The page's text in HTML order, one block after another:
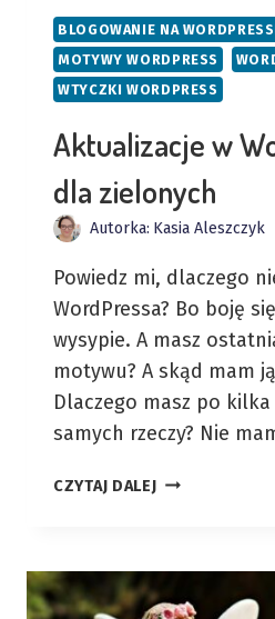
BLOGOWANIE NA
MOTYWY WORDPRESS
WTYCZKI WORDPRESS
Aktualizacje w
dla zielonych
Autorka: Kasia Aleszczyk
Powiedz mi, dlaczego
WordPressa? Bo boję
wysypie. A masz
motywu? A skąd mam
Dlaczego masz po
samych rzeczy? Nie
CZYTAJ DALEJAKTUALIZACJE